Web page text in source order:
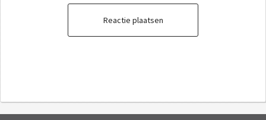
Reactie plaatsen